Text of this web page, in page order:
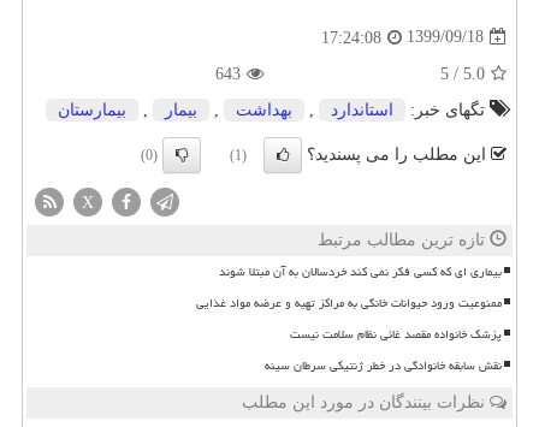
1399/09/18
17:24:08
5.0
/
5
643
تگهای خبر:
استاندارد بهداشت بیمار بیمارستان
این مطلب را می پسندید؟ (1)
(0)
X
تازه ترین مطالب مرتبط
بیماری ای که کسی فکر نمی کند خردسالان به آن مبتلا شوند
ممنوعیت ورود حیوانات خانگی به مراکز تهیه و عرضه مواد غذایی
پزشک خانواده مقصد غائی نظام سلامت نیست
نقش سابقه خانوادگی در خطر ژنتیکی سرطان سینه
نظرات بینندگان در مورد این مطلب